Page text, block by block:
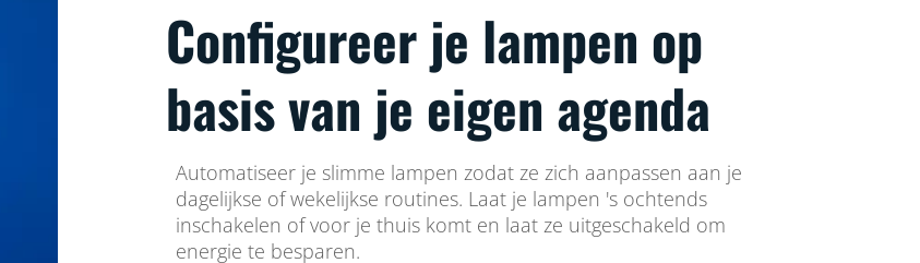
Configureer je lampen op
basis van je eigen agenda
Automatiseer je slimme lampen zodat ze zich aanpassen aan je
dagelijkse of wekelijkse routines. Laat je lampen 's ochtends
inschakelen of voor je thuis komt en laat ze uitgeschakeld om
energie te besparen.